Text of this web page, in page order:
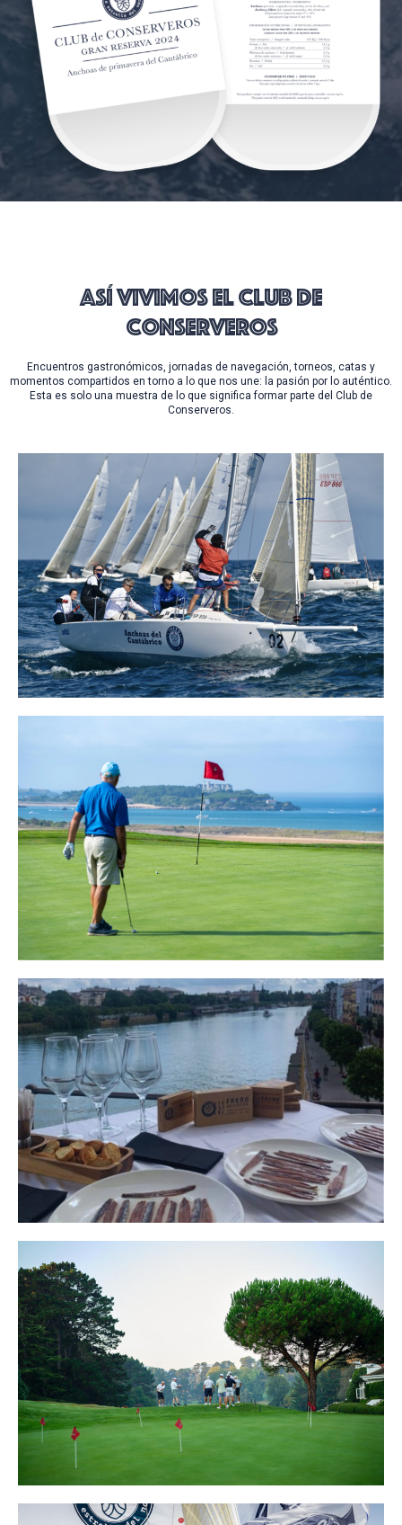
Así vivimos el Club de
Conserveros
Encuentros gastronómicos, jornadas de navegación, torneos, catas y
momentos compartidos en torno a lo que nos une: la pasión por lo auténtico.
Esta es solo una muestra de lo que significa formar parte del Club de
Conserveros.